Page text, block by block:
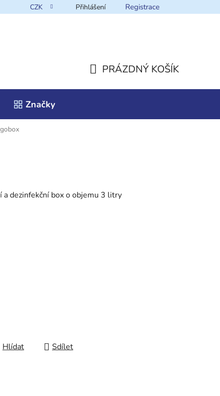
CZK Přihlášení Registrace
PRÁZDNÝ KOŠÍK
Značky
dezinfekční box o objemu 3 litry
Hlídat Sdílet